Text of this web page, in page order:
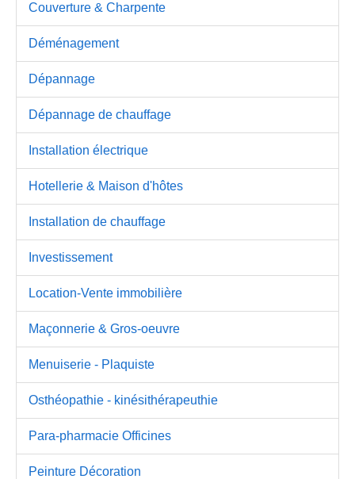
Couverture & Charpente
Déménagement
Dépannage
Dépannage de chauffage
Installation électrique
Hotellerie & Maison d'hôtes
Installation de chauffage
Investissement
Location-Vente immobilière
Maçonnerie & Gros-oeuvre
Menuiserie - Plaquiste
Osthéopathie - kinésithérapeuthie
Para-pharmacie Officines
Peinture Décoration